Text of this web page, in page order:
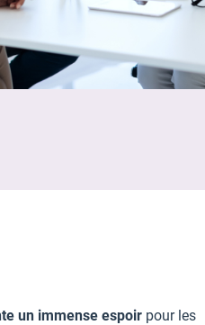
un immense espoir pour les